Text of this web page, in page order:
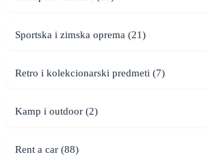
Sportska i zimska oprema (21)
Retro i kolekcionarski predmeti (7)
Kamp i outdoor (2)
Rent a car (88)